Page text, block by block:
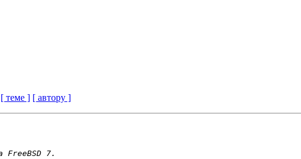
[ теме ] [ автору ]